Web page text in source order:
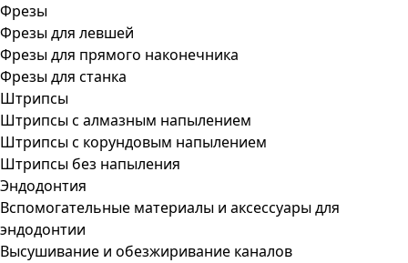
Фрезы
Фрезы для левшей
Фрезы для прямого наконечника
Фрезы для станка
Штрипсы
Штрипсы c алмазным напылением
Штрипсы c корундовым напылением
Штрипсы без напыления
Эндодонтия
Вспомогательные материалы и аксессуары для
эндодонтии
Высушивание и обезжиривание каналов